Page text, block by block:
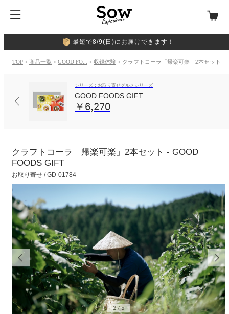
最短で8/9(日)にお届けできます！
TOP > 商品一覧 > GOOD FO... > 収録体験 > クラフトコーラ「帰楽可楽」2本セット
シリーズ：お取り寄せグルメシリーズ
GOOD FOODS GIFT
￥6,270
クラフトコーラ「帰楽可楽」2本セット - GOOD
FOODS GIFT
お取り寄せ / GD-01784
2/5